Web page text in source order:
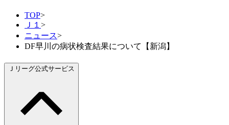
TOP>
Ｊ１ >
ニュース>
DF早川の病状検査結果について【新潟】
Ｊリーグ公式サービス